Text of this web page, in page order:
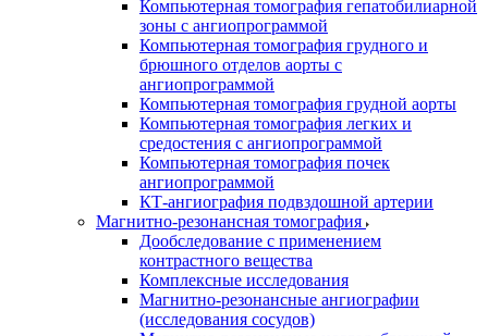
Компьютерная томография гепатобилиарной
зоны с ангиопрограммой
Компьютерная томография грудного и
брюшного отделов аорты с
ангиопрограммой
Компьютерная томография грудной аорты
Компьютерная томография легких и
средостения с ангиопрограммой
Компьютерная томография почек
ангиопрограммой
КТ-ангиография подвздошной артерии
Магнитно-резонансная томография
Дообследование с применением
контрастного вещества
Комплексные исследования
Магнитно-резонансные ангиографии
(исследования сосудов)